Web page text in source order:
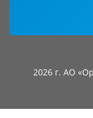
2026 г. АО